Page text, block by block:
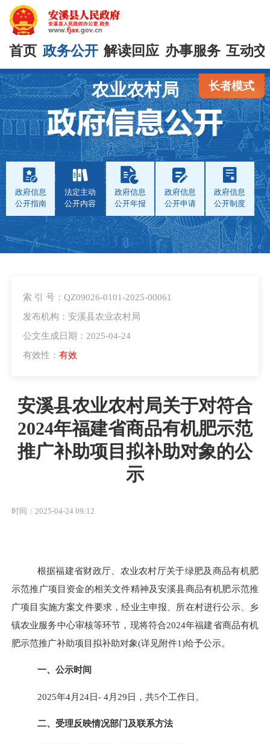
首页 政务公开 解读回应 办事服务 互动
长者模式
农业农村局
政府信息
公开指南
法定主动
公开内容
政府信息
公开年报
政府信息
公开申请
政府信息
公开制度
索 引 号：QZ09026-0101-2025-00061
发布机构：安溪县农业农村局
公文生成日期：2025-04-24
有效性： 有效
安溪县农业农村局关于对符合
2024年福建省商品有机肥示范
推广补助项目拟补助对象的公
示
时间：2025-04-24 09:12
根据福建省财政厅、农业农村厅关于绿肥及商品有机肥
示范推广项目资金的相关文件精神及安溪县商品有机肥示范推
广项目实施方案文件要求，经业主申报、所在村进行公示、乡
镇农业服务中心审核等环节，现将符合2024年福建省商品有机
肥示范推广补助项目拟补助对象(详见附件1)给予公示。
一、公示时间
2025年4月 24日- 4月 29日，共5个工作日 。
二、受理反映情况部门及联系方法